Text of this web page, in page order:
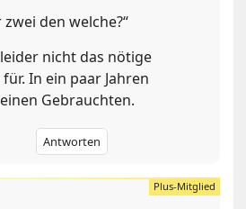
den welche?“
nicht das nötige
In ein paar Jahren
Gebrauchten.
Antworten